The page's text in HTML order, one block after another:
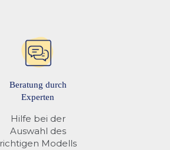
Beratung durch
Experten
Hilfe bei der
Auswahl des
richtigen Modells